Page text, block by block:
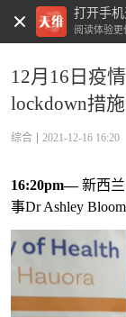
打开手
阅读体验更
12月16日疫
lockdown措施
综合 2021-12-16 16:20
16:20pm—新西
事Dr Ashley